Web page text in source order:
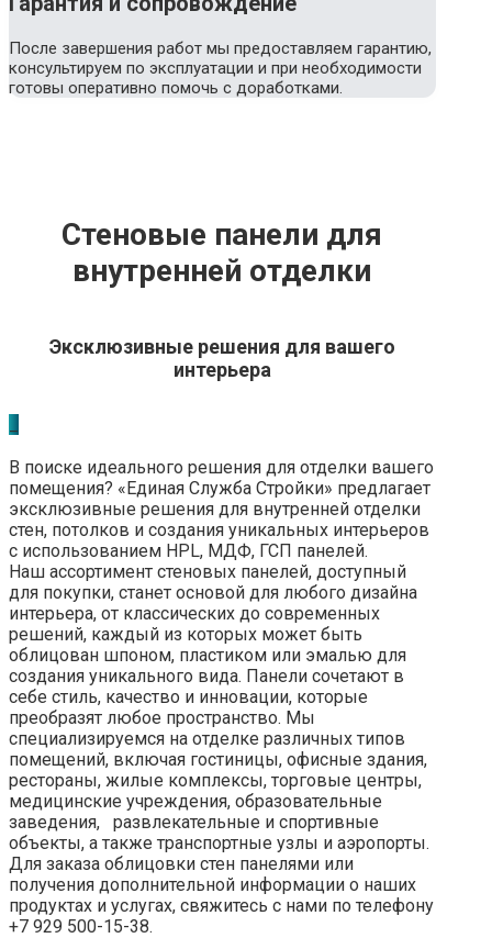
После завершения работ мы предоставляем гарантию,
консультируем по эксплуатации и при необходимости
готовы оперативно помочь с доработками.
Стеновые панели для
внутренней отделки
Эксклюзивные решения для вашего
интерьера
В поиске идеального решения для отделки вашего
помещения? «Единая Служба Стройки» предлагает
эксклюзивные решения для внутренней отделки
стен, потолков и создания уникальных интерьеров
с использованием HPL, МДФ, ГСП панелей.
Наш ассортимент стеновых панелей, доступный
для покупки, станет основой для любого дизайна
интерьера, от классических до современных
решений, каждый из которых может быть
облицован шпоном, пластиком или эмалью для
создания уникального вида. Панели сочетают в
себе стиль, качество и инновации, которые
преобразят любое пространство. Мы
специализируемся на отделке различных типов
помещений, включая гостиницы, офисные здания,
рестораны, жилые комплексы, торговые центры,
медицинские учреждения, образовательные
заведения, развлекательные и спортивные
объекты, а также транспортные узлы и аэропорты.
Для заказа облицовки стен панелями или
получения дополнительной информации о наших
продуктах и услугах, свяжитесь с нами по телефону
+7 929 500-15-38.